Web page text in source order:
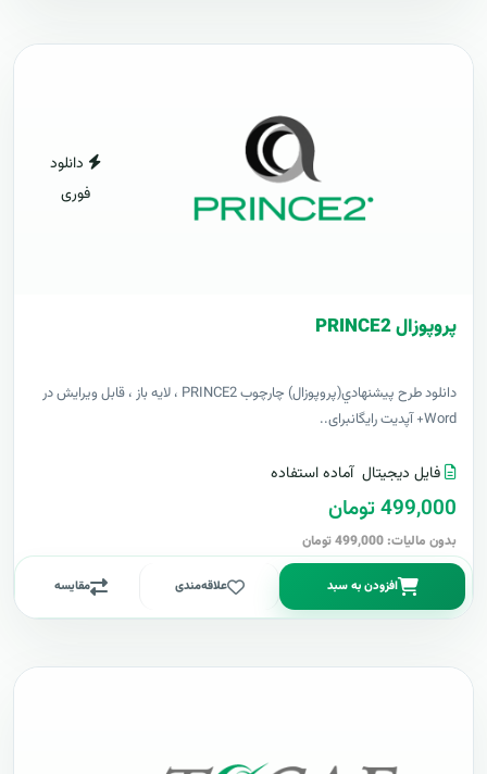
دانلود
فوری
پروپوزال PRINCE2
دانلود طرح پيشنهادي(پروپوزال) چارچوب PRINCE2 ، لایه باز ، قابل ویرایش در
Word+ آپدیت رایگانبرای..
فایل دیجیتال آماده استفاده
499,000 تومان
بدون مالیات: 499,000 تومان
افزودن به سبد علاقه‌مندی مقایسه